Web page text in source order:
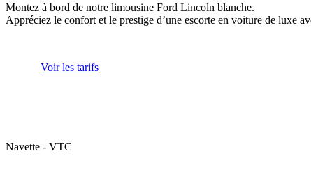
Montez à bord de notre limousine Ford Lincoln blanche.
Appréciez le confort et le prestige d’une escorte en voiture de luxe
Voir les tarifs
Navette - VTC